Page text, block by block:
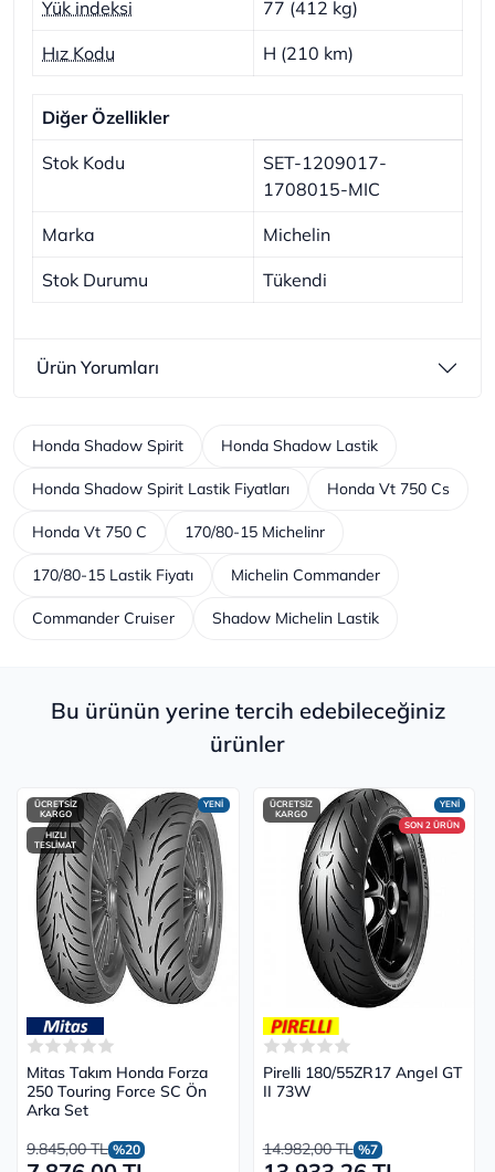
Yük indeksi 77 (412 kg)
Hız Kodu H (210 km)
Diğer Özellikler
Stok Kodu
SET-1209017-
1708015-MIC
Marka Michelin
Stok Durumu Tükendi
Ürün Yorumları
Honda Shadow Spirit Honda Shadow Lastik
Honda Shadow Spirit Lastik Fiyatları Honda Vt 750 Cs
Honda Vt 750 C 170/80-15 Michelinr
170/80-15 Lastik Fiyatı Michelin Commander
Commander Cruiser Shadow Michelin Lastik
Bu ürünün yerine tercih edebileceğiniz
ürünler
YENİ
ÜCRETSİZ
KARGO
HIZLI
TESLİMAT
Mitas Takım Honda Forza
250 Touring Force SC Ön
Arka Set
9.845,00 TL %20
YENİ
SON 2 ÜRÜN
ÜCRETSİZ
KARGO
Pirelli 180/55ZR17 Angel GT
II 73W
14.982,00 TL %7